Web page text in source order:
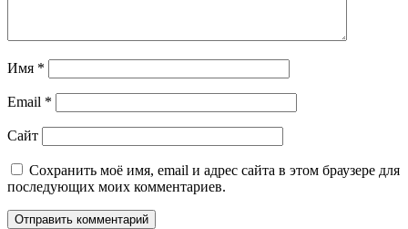
Имя *
Email *
Сайт
Сохранить моё имя, email и адрес сайта в этом браузере для
последующих моих комментариев.